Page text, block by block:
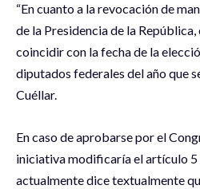
“En cuanto a la revocación de
de la Presidencia de la
coincidir con la fecha de la
diputados federales del año que
Cuéllar.
En caso de aprobarse por el
iniciativa modificaría el artículo 5
actualmente dice textualmente